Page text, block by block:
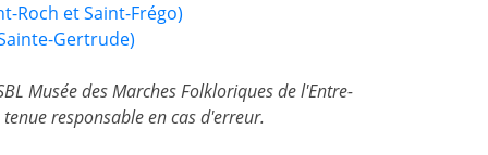
Roch et Saint-Frégo)
Gertrude)
Musée des Marches Folkloriques de l'Entre-
responsable en cas d'erreur.